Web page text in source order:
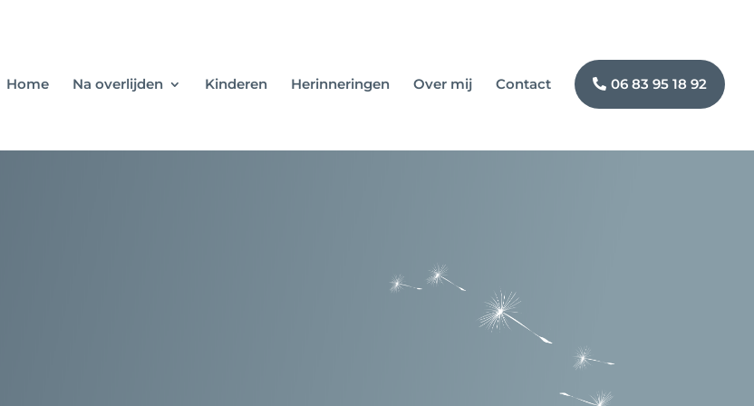
Home Na overlijden Kinderen Herinneringen Over mij Contact 06 83 95 18 92